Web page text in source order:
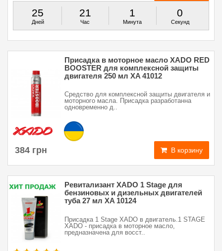
25
Дней
21
Час
0
Минут
59
Секунд
Присадка в моторное масло XADO RED
BOOSTER для комплексной защиты
двигателя 250 мл XA 41012
Средство для комплексной защиты двигателя и
моторного масла. Присадка разработанна
одновременно д..
384 грн В корзину
Ревитализант XADO 1 Stage для
бензиновых и дизельных двигателей
туба 27 мл XA 10124
Присадка 1 Stage XADO в двигатель.1 STAGE
XADO - присадка в моторное масло,
предназначена для восст..